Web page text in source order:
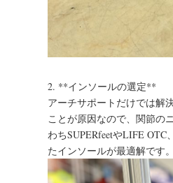
2. **インソールの選定**
アーチサポートだけでは解
ことが原因なので、関節の
わちSUPERfeetやLIFE OTC
たインソールが最適解です。